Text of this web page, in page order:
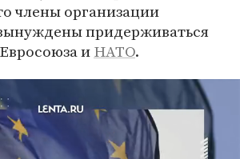
члены организации
придерживаться
иНАТО.